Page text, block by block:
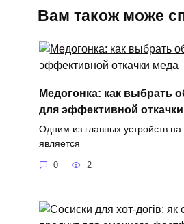
Вам також може
Медогонка: как выбрать
для эффективной
Одним из главных устройств
является
0 2